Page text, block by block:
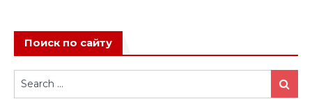
Поиск по сайту
Search
for:
Search